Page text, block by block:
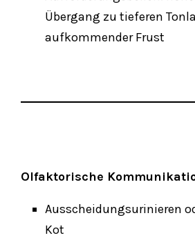
Übergang zu tieferen
aufkommender Frust
Olfaktorische
Ausscheidungsurinieren
Kot